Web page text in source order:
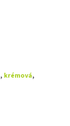
, krémová,